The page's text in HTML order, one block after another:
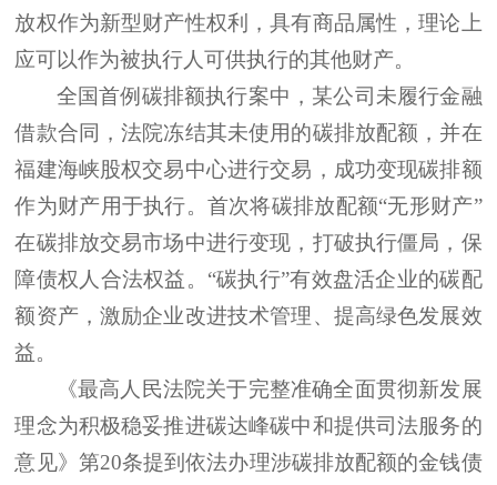
放权作为新型财产性权利，具有商品属性，理论上
应可以作为被执行人可供执行的其他财产。
全国首例碳排额执行案中，某公司未履行金融
借款合同，法院冻结其未使用的碳排放配额，并在
福建海峡股权交易中心进行交易，成功变现碳排额
作为财产用于执行。首次将碳排放配额“无形财产”
在碳排放交易市场中进行变现，打破执行僵局，保
障债权人合法权益。“碳执行”有效盘活企业的碳配
额资产，激励企业改进技术管理、提高绿色发展效
益。
《最高人民法院关于完整准确全面贯彻新发展
理念为积极稳妥推进碳达峰碳中和提供司法服务的
意见》第20条提到依法办理涉碳排放配额的金钱债